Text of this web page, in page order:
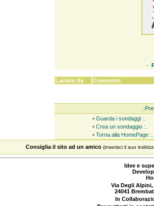
-
Laciato da Commenti
• Guarda i sondaggi :.
• Crea un sondaggio :.
• Torna alla HomePage :.
Consiglia il sito ad un amico (inserisci il suo
Idee e
Via Degli Alpini,
24041
In